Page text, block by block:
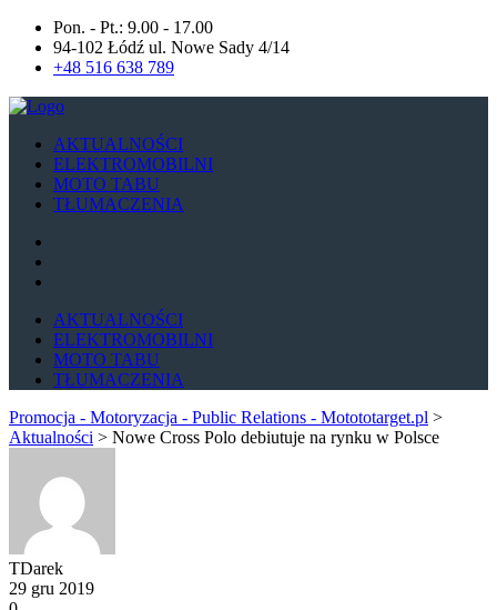
Pon. - Pt.: 9.00 - 17.00
94-102 Łódź ul. Nowe Sady 4/14
+48 516 638 789
AKTUALNOŚCI
ELEKTROMOBILNI
MOTO TABU
TŁUMACZENIA
AKTUALNOŚCI
ELEKTROMOBILNI
MOTO TABU
TŁUMACZENIA
Promocja - Motoryzacja - Public Relations - Motototarget.pl >
Aktualności > Nowe Cross Polo debiutuje na rynku w Polsce
TDarek
29 gru 2019